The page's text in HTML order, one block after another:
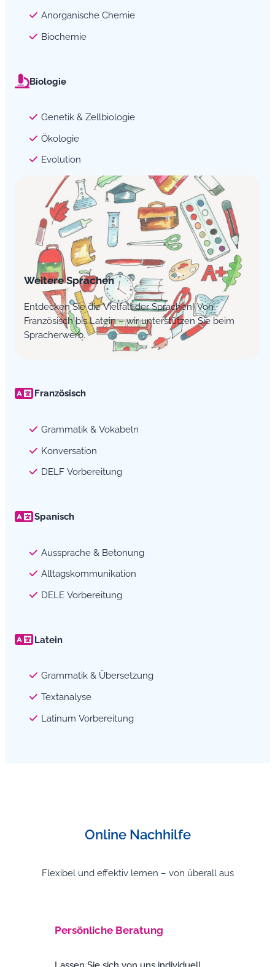
Anorganische Chemie
Biochemie
Biologie
Genetik & Zellbiologie
Ökologie
Evolution
Weitere Sprachen
Entdecken Sie die Vielfalt der Sprachen! Von
Französisch bis Latein – wir unterstützen Sie beim
Spracherwerb.
Französisch
Grammatik & Vokabeln
Konversation
DELF Vorbereitung
Spanisch
Aussprache & Betonung
Alltagskommunikation
DELE Vorbereitung
Latein
Grammatik & Übersetzung
Textanalyse
Latinum Vorbereitung
Online Nachhilfe
Flexibel und effektiv lernen – von überall aus
Persönliche Beratung